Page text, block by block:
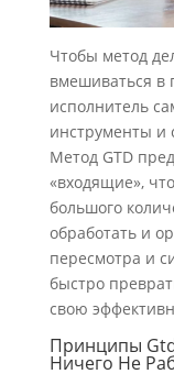
Чтобы метод
вмешиваться в
исполнитель
инструменты
Метод GTD
«входящие»,
большого
обработать и
пересмотра и
быстро
свою
Принципы
Ничего Не